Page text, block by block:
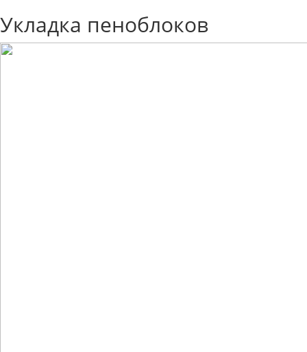
Укладка пеноблоков